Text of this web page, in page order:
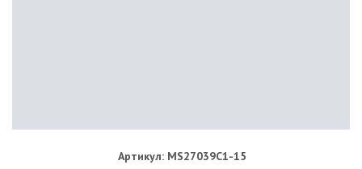
Артикул: MS27039C1-15